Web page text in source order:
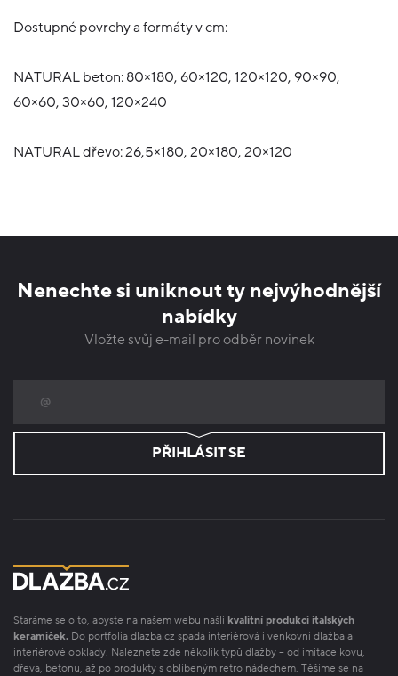
Dostupné povrchy a formáty v cm:
NATURAL beton: 80×180, 60×120, 120×120, 90×90,
60×60, 30×60, 120×240
NATURAL dřevo: 26,5×180, 20×180, 20×120
Nenechte si uniknout ty nejvýhodnější
nabídky
Vložte svůj e-mail pro odběr novinek
PŘIHLÁSIT SE
Staráme se o to, abyste na našem webu našli kvalitní produkci italských
keramiček. Do portfolia dlazba.cz spadá interiérová i venkovní dlažba a
interiérové obklady. Naleznete zde několik typů dlažby – od imitace kovu,
dřeva, betonu, až po produkty s oblíbeným retro nádechem. Těšíme se na